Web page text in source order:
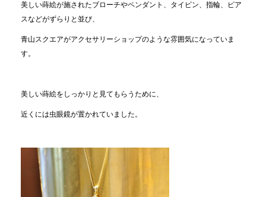
美しい蒔絵が施されたブローチやペンダント、タイピン、指輪、ピア
スなどがずらりと並び、
青山スクエアがアクセサリーショップのような雰囲気になっていま
す。
美しい蒔絵をしっかりと見てもらうために、
近くには虫眼鏡が置かれていました。